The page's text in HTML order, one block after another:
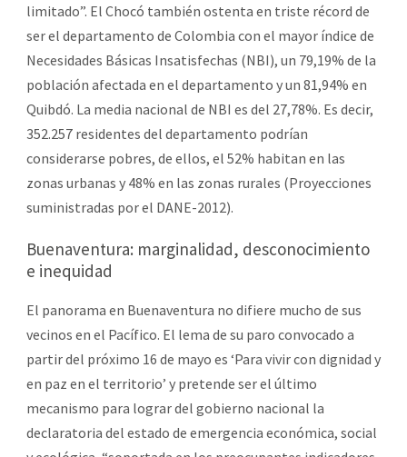
limitado”. El Chocó también ostenta en triste récord de
ser el departamento de Colombia con el mayor índice de
Necesidades Básicas Insatisfechas (NBI), un 79,19% de la
población afectada en el departamento y un 81,94% en
Quibdó. La media nacional de NBI es del 27,78%. Es decir,
352.257 residentes del departamento podrían
considerarse pobres, de ellos, el 52% habitan en las
zonas urbanas y 48% en las zonas rurales (Proyecciones
suministradas por el DANE-2012).
Buenaventura: marginalidad, desconocimiento
e inequidad
El panorama en Buenaventura no difiere mucho de sus
vecinos en el Pacífico. El lema de su paro convocado a
partir del próximo 16 de mayo es ‘Para vivir con dignidad y
en paz en el territorio’ y pretende ser el último
mecanismo para lograr del gobierno nacional la
declaratoria del estado de emergencia económica, social